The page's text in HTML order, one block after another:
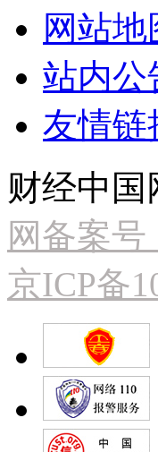
网站地
站内公
友情链
财经中
网备案号
京ICP备